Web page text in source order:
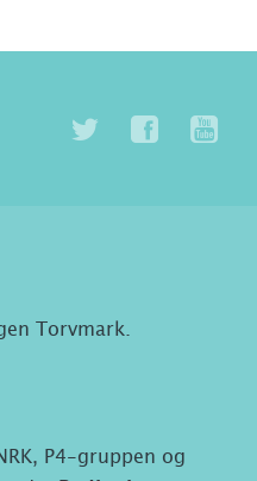
Torvmark.
P4-gruppen og